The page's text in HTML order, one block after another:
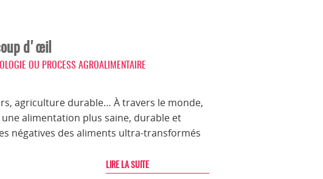
d'œil
OU PROCESS AGROALIMENTAIRE
agriculture durable… À travers le monde,
alimentation plus saine, durable et
négatives des aliments ultra-transformés
LIRE LA SUITE